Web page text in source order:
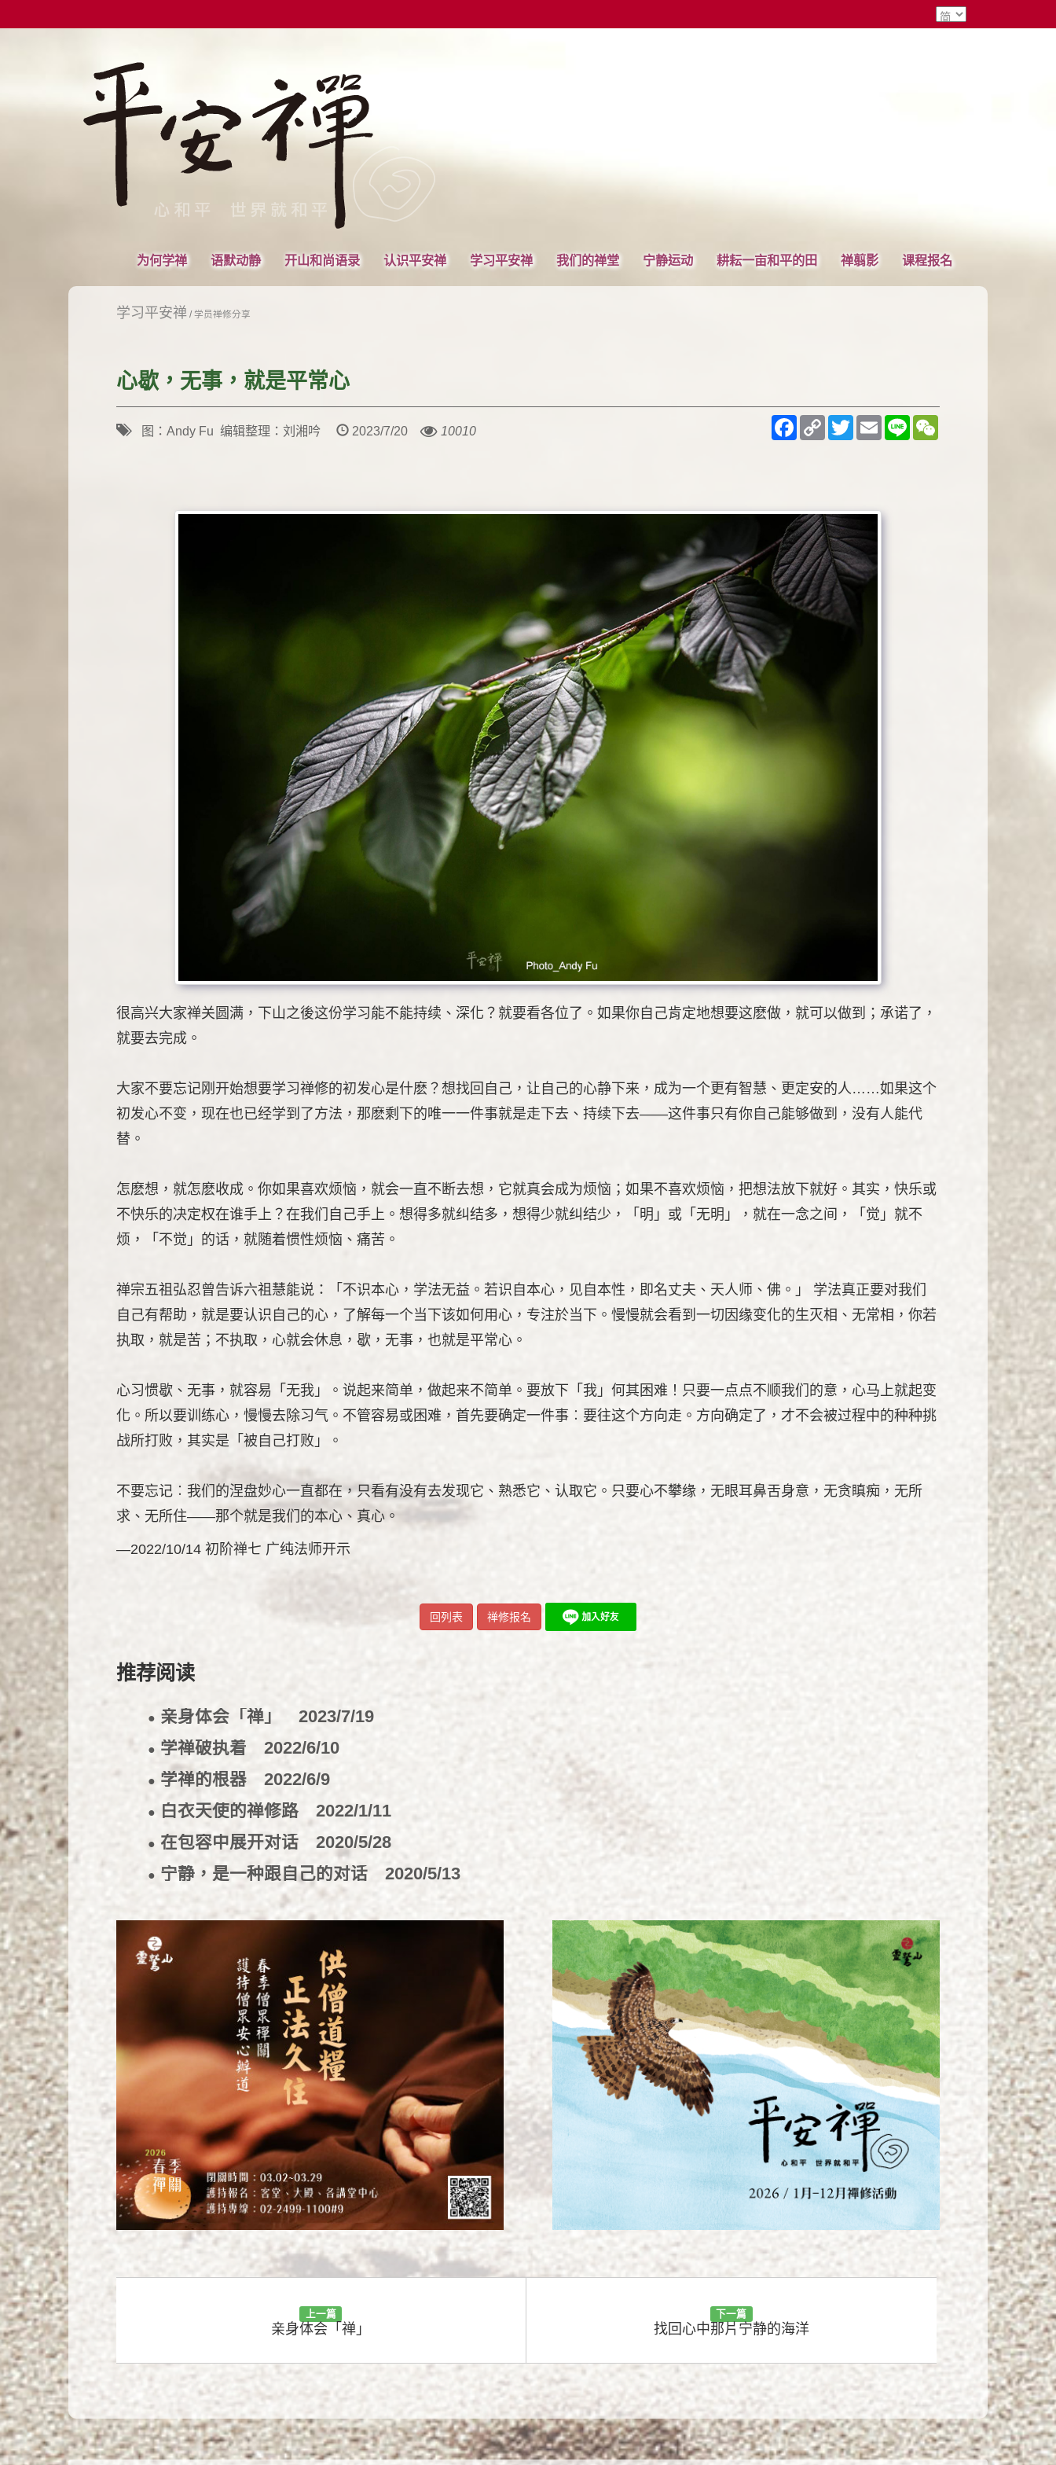
为何学禅 语默动静 开山和尚语录 认识平安禅 学习平安禅 我们的禅堂 宁静运动 耕耘一亩和平的田 禅翦影 课程报名
学习平安禅/学员禅修分享
心歇，无事，就是平常心
图：Andy Fu 编辑整理：刘湘吟 2023/7/20 10010
Facebook
Copy
Link
TwitterEmailLine
很高兴大家禅关圆满，下山之後这份学习能不能持续、深化？就要看各位了。如果你自己肯定地想要这麽做，就可以做到；承诺了，
就要去完成。
大家不要忘记刚开始想要学习禅修的初发心是什麽？想找回自己，让自己的心静下来，成为一个更有智慧、更定安的人……如果这个
初发心不变，现在也已经学到了方法，那麽剩下的唯一一件事就是走下去、持续下去——这件事只有你自己能够做到，没有人能代
替。
怎麽想，就怎麽收成。你如果喜欢烦恼，就会一直不断去想，它就真会成为烦恼；如果不喜欢烦恼，把想法放下就好。其实，快乐或
不快乐的决定权在谁手上？在我们自己手上。想得多就纠结多，想得少就纠结少，「明」或「无明」，就在一念之间，「觉」就不
烦，「不觉」的话，就随着惯性烦恼、痛苦。
禅宗五祖弘忍曾告诉六祖慧能说：「不识本心，学法无益。若识自本心，见自本性，即名丈夫、天人师、佛。」 学法真正要对我们
自己有帮助，就是要认识自己的心，了解每一个当下该如何用心，专注於当下。慢慢就会看到一切因缘变化的生灭相、无常相，你若
执取，就是苦；不执取，心就会休息，歇，无事，也就是平常心。
心习惯歇、无事，就容易「无我」。说起来简单，做起来不简单。要放下「我」何其困难！只要一点点不顺我们的意，心马上就起变
化。所以要训练心，慢慢去除习气。不管容易或困难，首先要确定一件事︰要往这个方向走。方向确定了，才不会被过程中的种种挑
战所打败，其实是「被自己打败」。
不要忘记︰我们的涅盘妙心一直都在，只看有没有去发现它、熟悉它、认取它。只要心不攀缘，无眼耳鼻舌身意，无贪瞋痴，无所
求、无所住——那个就是我们的本心、真心。
—2022/10/14 初阶禅七 广纯法师开示
回列表 禅修报名
推荐阅读
● 亲身体会「禅」 2023/7/19
● 学禅破执着 2022/6/10
● 学禅的根器 2022/6/9
● 白衣天使的禅修路 2022/1/11
● 在包容中展开对话 2020/5/28
● 宁静，是一种跟自己的对话 2020/5/13
上一篇
亲身体会「禅」
下一篇
找回心中那片宁静的海洋